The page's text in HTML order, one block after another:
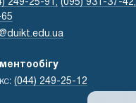
249-25-91; (095) 931-37-42;
(044) 249-25-12